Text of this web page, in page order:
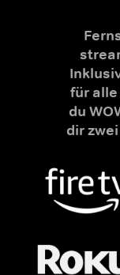
für
du
dir